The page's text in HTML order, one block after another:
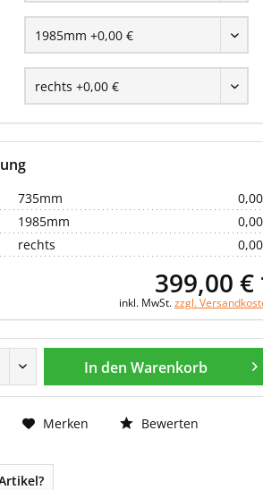
735mm
1985mm
rechts
399,00 €
inkl. MwSt.zzgl.
In den Warenkorb
Merken Bewerten